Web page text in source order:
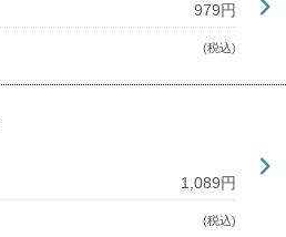
979円
(税込)
1,089円
(税込)